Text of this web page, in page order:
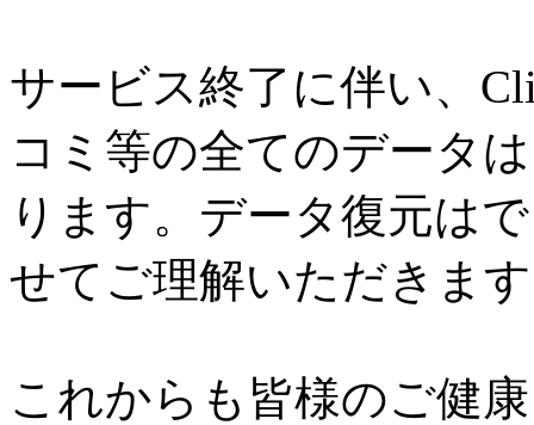
サービス終了に伴い、
コミ等の全てのデータ
ります。データ復元は
せてご理解いただきま
これからも皆様のご健